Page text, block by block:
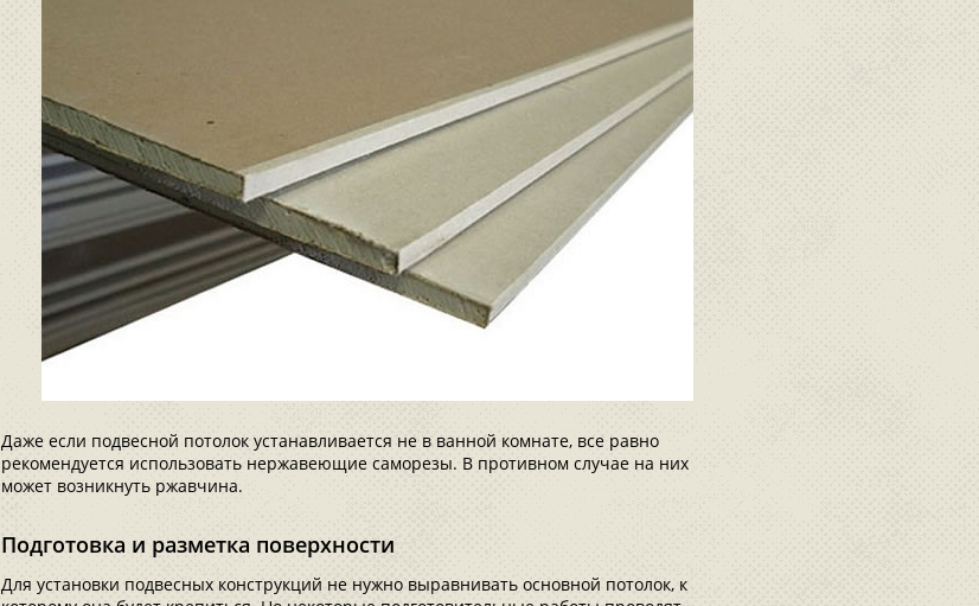
Даже если подвесной потолок устанавливается не в ванной комнате, все равно
рекомендуется использовать нержавеющие саморезы. В противном случае на них
может возникнуть ржавчина.
Подготовка и разметка поверхности
Для установки подвесных конструкций не нужно выравнивать основной потолок, к